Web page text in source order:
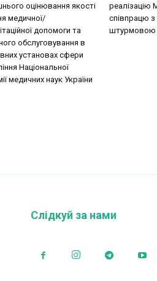
оцінювання якості
медичної/
допомоги та
обслуговування в
установах сфери
Національної
медичних наук України
реалізацію
співпрацю
штурмовою
Слідкуй за нами